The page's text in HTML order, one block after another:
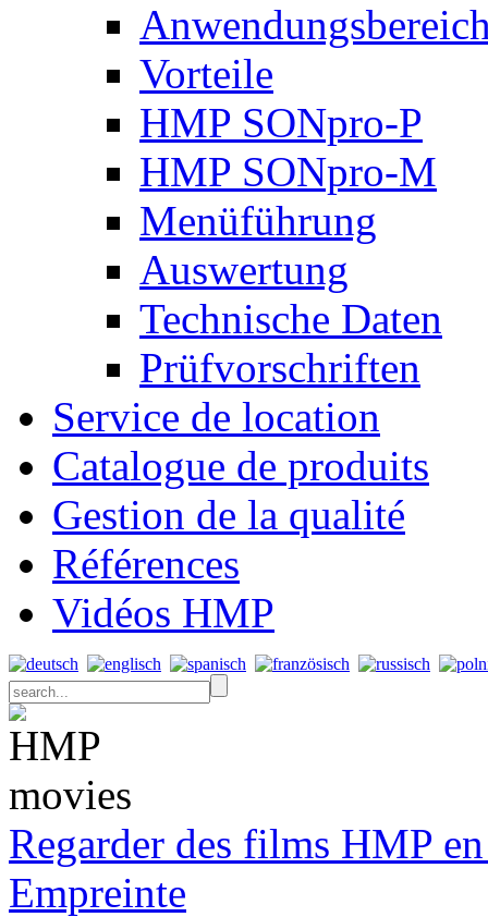
Vorteile
HMP SONpro-P
HMP SONpro-M
Menüführung
Auswertung
Technische Daten
Prüfvorschriften
Service de location
Catalogue de produits
Gestion de la qualité
Références
Vidéos HMP
Regarder des films HMP
Empreinte